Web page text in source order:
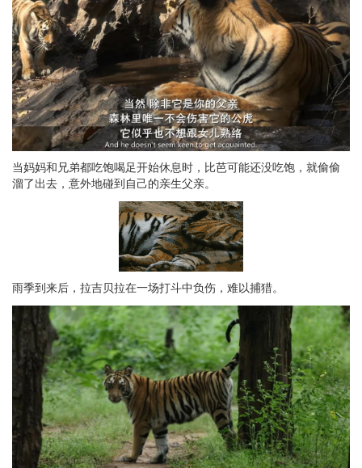
当妈妈和兄弟都吃饱喝足开始休息时，比芭可能还没吃饱，就偷偷
溜了出去，意外地碰到自己的亲生父亲。
雨季到来后，拉吉贝拉在一场打斗中负伤，难以捕猎。